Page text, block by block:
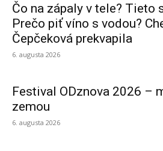
Čo na zápaly v tele? Tieto
Prečo piť víno s vodou?
Čepčeková prekvapila
6. augusta 2026
Festival ODznova 2026 –
zemou
6. augusta 2026